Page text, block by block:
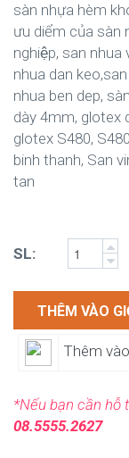
sàn nhựa hèm
ưu diểm của sàn
nghiệp, san nhua
nhua dan
nhua ben dep,
dày 4mm, glotex
glotex S480,
binh thanh, San
tan
SL:
THÊM VÀO
Thêm
*Nếu bạn cần hỗ
08.5555.2627